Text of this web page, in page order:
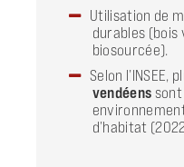
Utilisation de
durables (bois
biosourcée).
Selon l’INSEE,
vendéens
d’habitat